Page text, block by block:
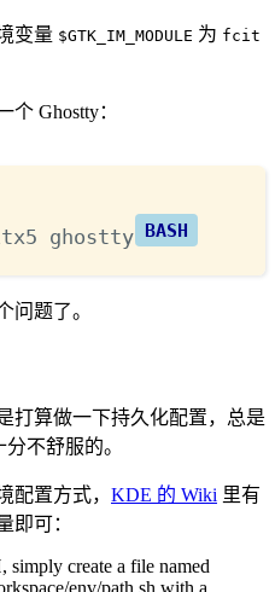
变量 $GTK_IM_MODULE 为 fcit
Ghostty：
ghostty
问题了。
打算做一下持久化配置，总是
不舒服的。
配置方式， KDE 的 Wiki 里有
即可：
simply create a file named